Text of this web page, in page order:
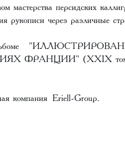
мастерства персидских
рукописи через различные
ФРАНЦИИ" (XXIX
компания Eriell-Group.